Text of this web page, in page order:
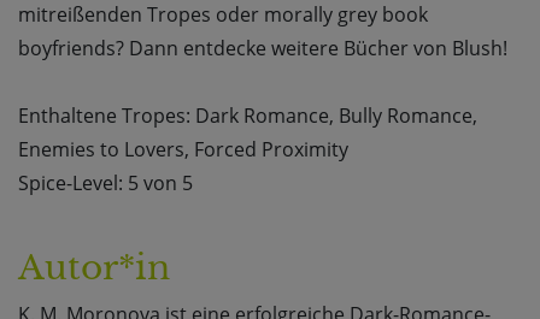
mitreißenden Tropes oder morally grey book
boyfriends? Dann entdecke weitere Bücher von Blush!
Enthaltene Tropes: Dark Romance, Bully Romance,
Enemies to Lovers, Forced Proximity
Spice-Level: 5 von 5
Autor*in